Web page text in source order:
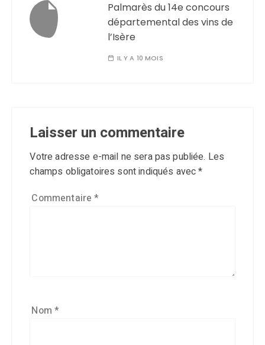
Palmarès du 14e concours
départemental des vins de
l’Isère
IL Y A 10 MOIS
Laisser un commentaire
Votre adresse e-mail ne sera pas publiée. Les
champs obligatoires sont indiqués avec*
Commentaire*
Nom*